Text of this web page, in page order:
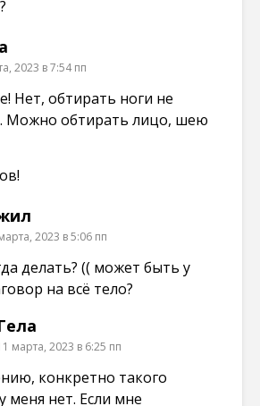
2023 в 7:54 пп
Нет, обтирать ноги не
Можно обтирать лицо, шею
2023 в 5:06 пп
делать? (( может быть у
на всё тело?
марта, 2023 в 6:25 пп
конкретно такого
меня нет. Если мне